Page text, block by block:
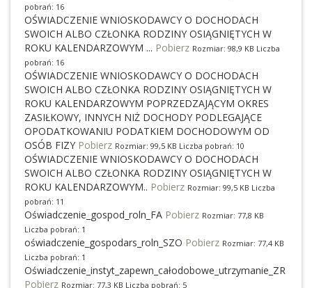
pobrań: 16
OŚWIADCZENIE WNIOSKODAWCY O DOCHODACH
SWOICH ALBO CZŁONKA RODZINY OSIĄGNIĘTYCH W
ROKU KALENDARZOWYM ... Pobierz Rozmiar: 98,9 KB Liczba
pobrań: 16
OŚWIADCZENIE WNIOSKODAWCY O DOCHODACH
SWOICH ALBO CZŁONKA RODZINY OSIĄGNIĘTYCH W
ROKU KALENDARZOWYM POPRZEDZAJĄCYM OKRES
ZASIŁKOWY, INNYCH NIŻ DOCHODY PODLEGAJĄCE
OPODATKOWANIU PODATKIEM DOCHODOWYM OD
OSÓB FIZY Pobierz Rozmiar: 99,5 KB Liczba pobrań: 10
OŚWIADCZENIE WNIOSKODAWCY O DOCHODACH
SWOICH ALBO CZŁONKA RODZINY OSIĄGNIĘTYCH W
ROKU KALENDARZOWYM.. Pobierz Rozmiar: 99,5 KB Liczba
pobrań: 11
Oświadczenie_gospod_roln_FA Pobierz Rozmiar: 77,8 KB
Liczba pobrań: 1
oświadczenie_gospodars_roln_SZO Pobierz Rozmiar: 77,4 KB
Liczba pobrań: 1
Oświadczenie_instyt_zapewn_całodobowe_utrzymanie_ZR
Pobierz Rozmiar: 77,3 KB Liczba pobrań: 5